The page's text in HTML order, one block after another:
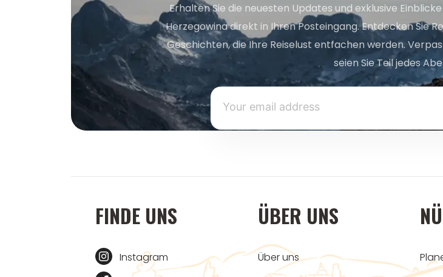
Erhalten Sie die neuesten Updates und exklusive
Herzegowina direkt in Ihren Posteingang. Entdecken Sie
Geschichten, die Ihre Reiselust entfachen werden.
seien Sie Teil jedes
FINDE UNS
Instagram
ÜBER UNS
Über uns